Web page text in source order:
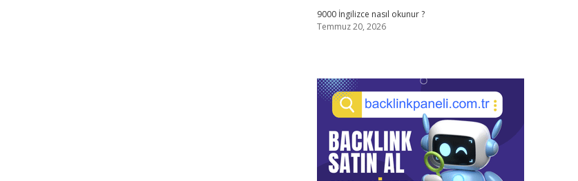
9000 İngilizce nasıl okunur ?
Temmuz 20, 2026